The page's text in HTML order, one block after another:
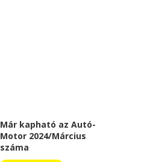
Már kapható az Autó-
Motor 2024/Március
száma